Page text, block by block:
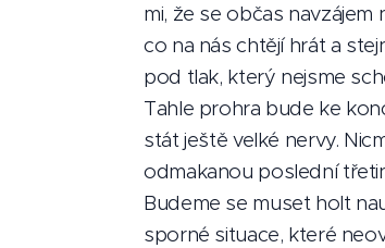
mi, že se občas
co na nás chtějí hrát a
pod tlak, který nejsme
Tahle prohra bude ke
stát ještě velké nervy.
odmakanou poslední
Budeme se muset holt
sporné situace, které